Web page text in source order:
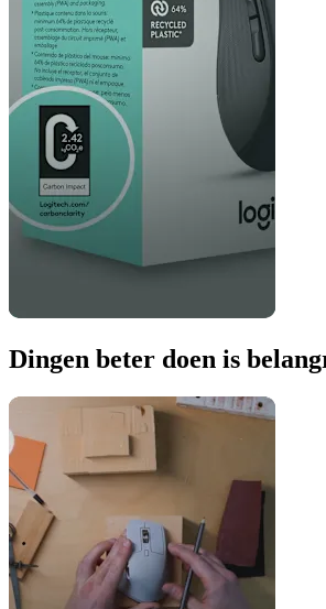
Dingen beter doen is